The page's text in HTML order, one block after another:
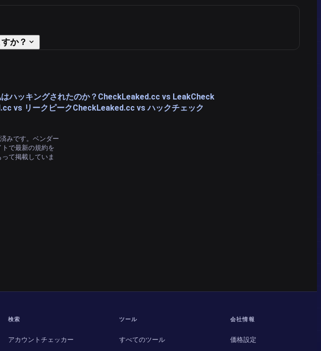
か？
ハッキングされたのか？ CheckLeaked.cc vs LeakCheck
vs リークピークCheckLeaked.cc vs ハックチェック
みです。ベンダー
で最新の規約を
て掲載していま
検索
アカウントチェッカー
ツール
すべてのツール
会社情報
価格設定